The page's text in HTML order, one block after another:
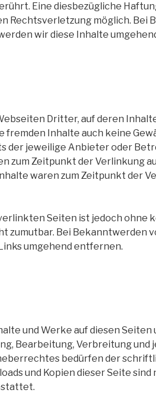
Eine diesbezügliche
Rechtsverletzung möglich. Bei
wir diese Inhalte
Dritter, auf deren
fremden Inhalte auch keine
der jeweilige Anbieter oder
zum Zeitpunkt der Verlinkung
waren zum Zeitpunkt der
Seiten ist jedoch ohne
zumutbar. Bei Bekanntwerden
umgehend entfernen.
und Werke auf diesen Seiten
Bearbeitung, Verbreitung und
bedürfen der
und Kopien dieser Seite sind